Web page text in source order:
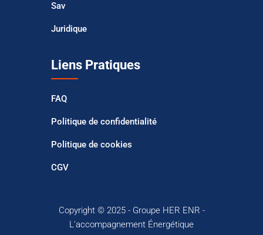
Sav
Juridique
Liens Pratiques
FAQ
Politique de confidentialité
Politique de cookies
CGV
Copyright © 2025 - Groupe HER ENR -
L'accompagnement Énergétique